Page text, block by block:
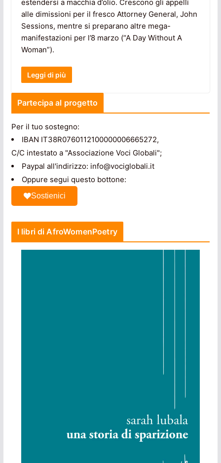
estendersi a macchia d’olio. Crescono gli appelli
alle dimissioni per il fresco Attorney General, John
Sessions, mentre si preparano altre mega-
manifestazioni per l’8 marzo (“A Day Without A
Woman”).
Leggi di più
Partecipa al progetto
Per il tuo sostegno:
IBAN IT38R0760112100000006665272,
C/C intestato a "Associazione Voci Globali";
Paypal all'indirizzo: info@vociglobali.it
Oppure segui questo bottone:
Sostienici
I libri di AfroWomenPoetry